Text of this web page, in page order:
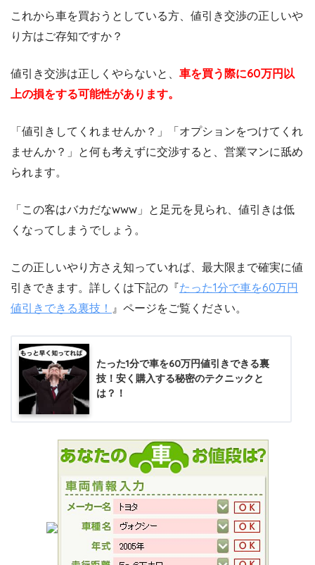
これから車を買おうとしている方、値引き交渉の正しいや
り方はご存知ですか？
値引き交渉は正しくやらないと、 車を買う際に60万円以
上の損をする可能性があります。
「値引きしてくれませんか？」「オプションをつけてくれ
ませんか？」と何も考えずに交渉すると、営業マンに舐め
られます。
「この客はバカだなwww」と足元を見られ、値引きは低
くなってしまうでしょう。
この正しいやり方さえ知っていれば、最大限まで確実に値
引きできます。詳しくは下記の『たった1分で車を60万円
値引きできる裏技！ 』ページをご覧ください。
たった1分で車を60万円値引きできる裏
技！安く購入する秘密のテクニックと
は？！